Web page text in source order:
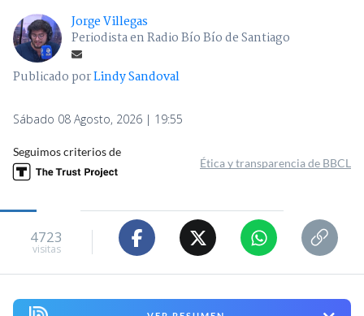
Jorge Villegas
Periodista en Radio Bío Bío de Santiago
Publicado porLindy Sandoval
Sábado 08 Agosto, 2026 | 19:55
Seguimos criterios de
Ética y transparencia de BBCL
4723
visitas